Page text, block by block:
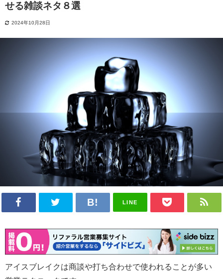
せる雑談ネタ８選
2024年10月28日
LINE
アイスブレイクは商談や打ち合わせで使われることが多い